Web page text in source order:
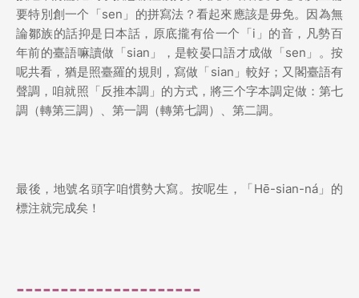
要特別創一个「sen」的拼寫法？看起來應該是毋免。因為無
論鄒族的話抑是日本話，原底攏有佮一个「i」的音，凡勢百
年前的臺語嘛讀做「sian」，是較晏口語才成做「sen」。按
呢共看，猶是照臺羅的規則，寫做「sian」較好；又閣臺語有
聲調，咱就照「反推本調」的方式，將三个字本調定做：第七
調（轉第三調）、第一調（轉第七調）、第二調。
最後，地號名頭字咱慣勢大寫。按呢生，「Hē-sian-ná」的
標注就完成矣！
---------------------